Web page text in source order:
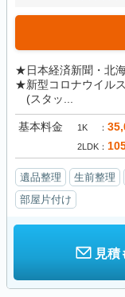
★日本経済新聞・北
★新型コロナウイル
(スタッ...
基本料金 1K
2LDK
遺品整理 生前整理
部屋片付け
見積